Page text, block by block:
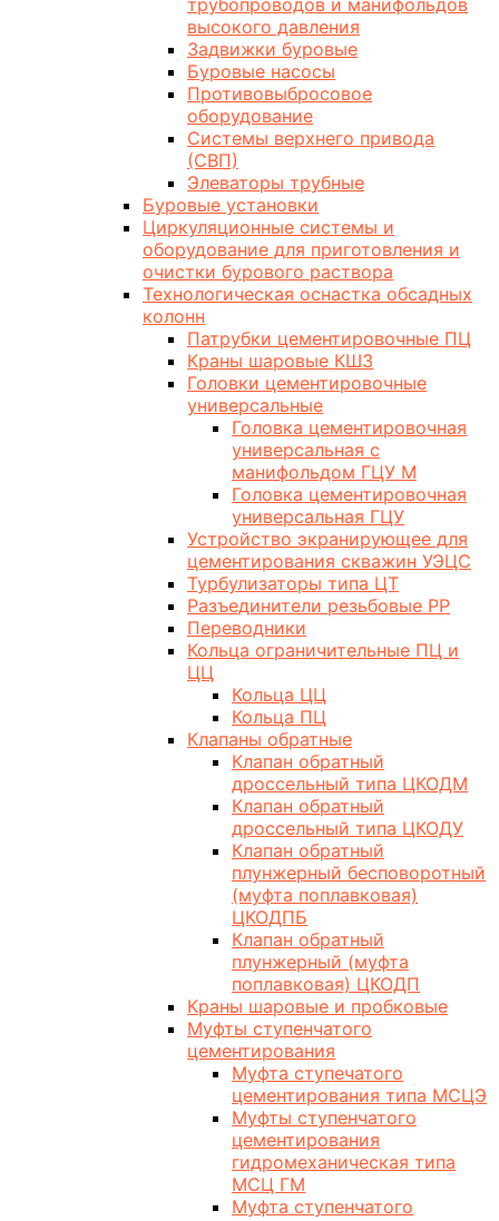
трубопроводов и манифольдов
высокого давления
Задвижки буровые
Буровые насосы
Противовыбросовое
оборудование
Системы верхнего привода
(СВП)
Элеваторы трубные
Буровые установки
Циркуляционные системы и
оборудование для приготовления и
очистки бурового раствора
Технологическая оснастка обсадных
колонн
Патрубки цементировочные ПЦ
Краны шаровые КШЗ
Головки цементировочные
универсальные
Головка цементировочная
универсальная с
манифольдом ГЦУ М
Головка цементировочная
универсальная ГЦУ
Устройство экранирующее для
цементирования скважин УЭЦС
Турбулизаторы типа ЦТ
Разъединители резьбовые РР
Переводники
Кольца ограничительные ПЦ и
ЦЦ
Кольца ЦЦ
Кольца ПЦ
Клапаны обратные
Клапан обратный
дроссельный типа ЦКОДМ
Клапан обратный
дроссельный типа ЦКОДУ
Клапан обратный
плунжерный бесповоротный
(муфта поплавковая)
ЦКОДПБ
Клапан обратный
плунжерный (муфта
поплавковая) ЦКОДП
Краны шаровые и пробковые
Муфты ступенчатого
цементирования
Муфта ступечатого
цементирования типа МСЦЭ
Муфты ступенчатого
цементирования
гидромеханическая типа
МСЦ ГМ
Муфта ступенчатого